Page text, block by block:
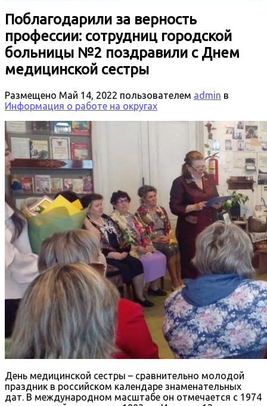
Поблагодарили за верность
профессии: сотрудниц городской
больницы №2 поздравили с Днем
медицинской сестры
Размещено Май 14, 2022 пользователем admin в
Информация о работе на округах
День медицинской сестры – сравнительно молодой
праздник в российском календаре знаменательных
дат. В международном масштабе он отмечается с 1974